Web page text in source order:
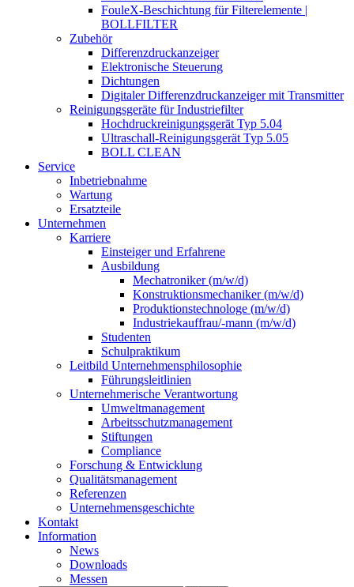
FouleX-Beschichtung für Filterelemente |
BOLLFILTER
Zubehör
Differenzdruckanzeiger
Elektronische Steuerung
Dichtungen
Digitaler Differenzdruckanzeiger mit Transmitter
Reinigungsgeräte für Industriefilter
Hochdruckreinigungsgerät Typ 5.04
Ultraschall-Reinigungsgerät Typ 5.05
BOLL CLEAN
Service
Inbetriebnahme
Wartung
Ersatzteile
Unternehmen
Karriere
Einsteiger und Erfahrene
Ausbildung
Mechatroniker (m/w/d)
Konstruktionsmechaniker (m/w/d)
Produktionstechnologe (m/w/d)
Industriekauffrau/-mann (m/w/d)
Studenten
Schulpraktikum
Leitbild Unternehmensphilosophie
Führungsleitlinien
Unternehmerische Verantwortung
Umweltmanagement
Arbeitsschutzmanagement
Stiftungen
Compliance
Forschung & Entwicklung
Qualitätsmanagement
Referenzen
Unternehmensgeschichte
Kontakt
Information
News
Downloads
Messen